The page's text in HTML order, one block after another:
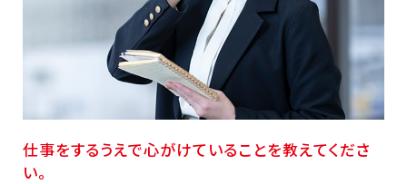
仕事をするうえで心がけていることを教えてくださ
い。